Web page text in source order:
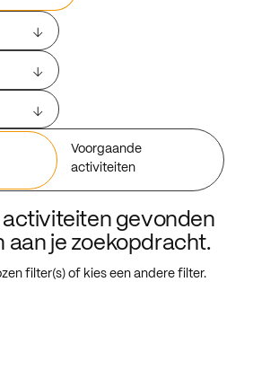
Voorgaande
activiteiten
activiteiten gevonden
aan je zoekopdracht.
filter(s) of kies een andere filter.